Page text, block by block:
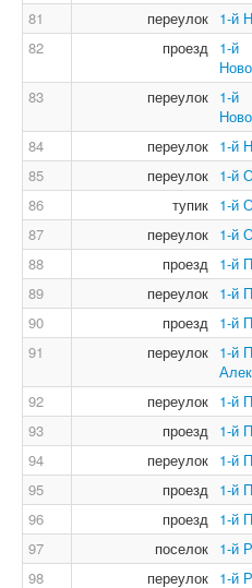
81 переулок 1-й
82
проезд 1-й
83 переулок 1-й
84 переулок 1-й
85
переулок 1-й
86
тупик 1-й
87
переулок 1-й
88
проезд 1-й
89
переулок 1-й
90
проезд 1-й
91
переулок 1-й
92 переулок 1-й
93
проезд 1-й
94
переулок 1-й
95
проезд 1-й
96
проезд 1-й
97
поселок 1-й
98
переулок 1-й